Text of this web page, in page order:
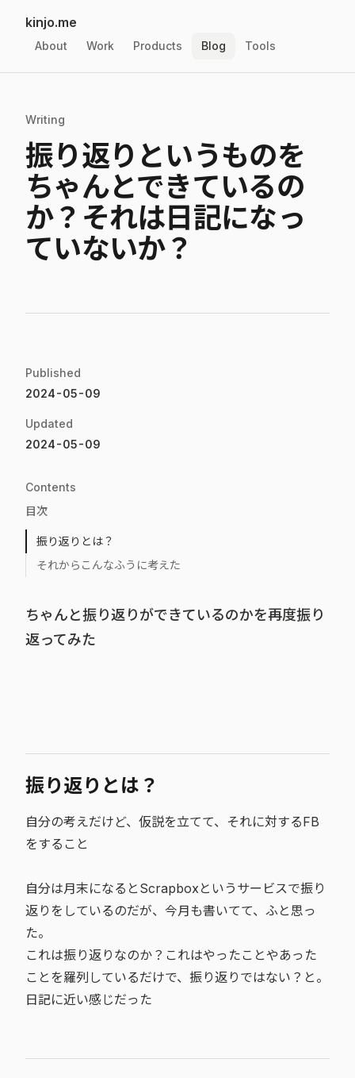
kinjo.me
About Work Products Blog Tools
Writing
振り返りというものを
ちゃんとできているの
か？それは日記になっ
ていないか？
Published
2024-05-09
Updated
2024-05-09
Contents
目次
振り返りとは？
それからこんなふうに考えた
ちゃんと振り返りができているのかを再度振り
返ってみた
振り返りとは？
自分の考えだけど、仮説を立てて、それに対するFB
をすること
自分は月末になるとScrapboxというサービスで振り
返りをしているのだが、今月も書いてて、ふと思っ
た。
これは振り返りなのか？これはやったことやあった
ことを羅列しているだけで、振り返りではない？と。
日記に近い感じだった